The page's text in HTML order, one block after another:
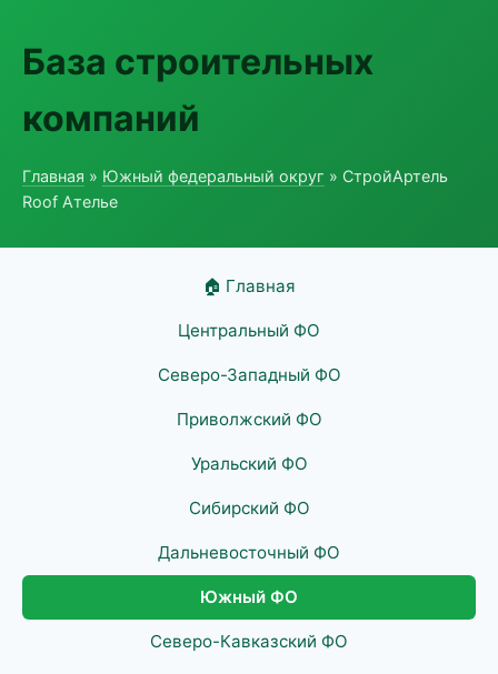
База строительных
компаний
Главная » Южный федеральный округ » СтройАртель
Roof Ателье
🏠 Главная
Центральный ФО
Северо-Западный ФО
Приволжский ФО
Уральский ФО
Сибирский ФО
Дальневосточный ФО
Южный ФО
Северо-Кавказский ФО